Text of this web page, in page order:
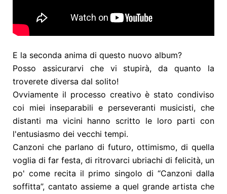
E la seconda anima di questo nuovo album?
Posso assicurarvi che vi stupirà, da quanto la
troverete diversa dal solito!
Ovviamente il processo creativo è stato condiviso
coi miei inseparabili e perseveranti musicisti, che
distanti ma vicini hanno scritto le loro parti con
l'entusiasmo dei vecchi tempi.
Canzoni che parlano di futuro, ottimismo, di quella
voglia di far festa, di ritrovarci ubriachi di felicità, un
po' come recita il primo singolo di “Canzoni dalla
soffitta”, cantato assieme a quel grande artista che